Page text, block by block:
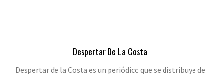
Despertar De La Costa
Despertar de la Costa es un periódico que se distribuye de